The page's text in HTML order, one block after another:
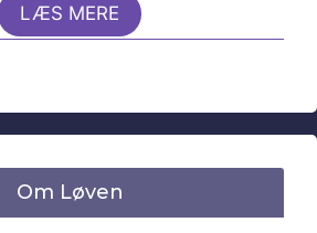
LÆS MERE
Om Løven